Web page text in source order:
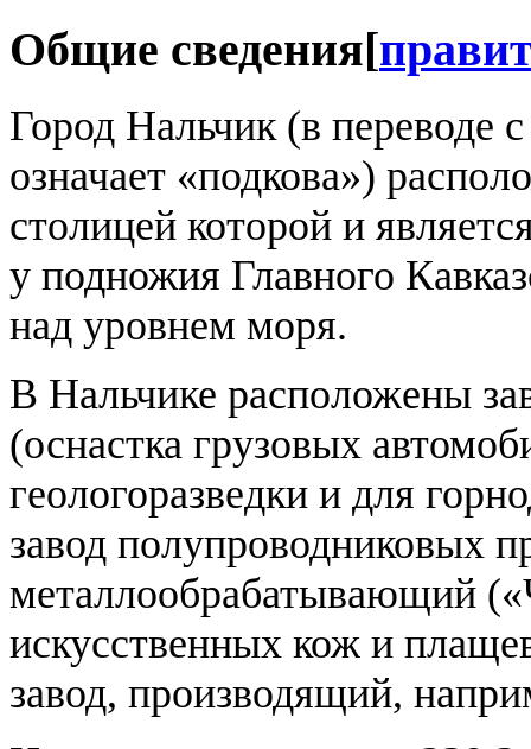
Общие сведения[
Город Нальчик (в переводе
означает «подкова»)
столицей которой и
у подножия Главного
над уровнем моря.
В Нальчике расположены
(оснастка грузовых
геологоразведки и для
завод
металлообрабатывающий
искусственных кож и
завод, производящий,